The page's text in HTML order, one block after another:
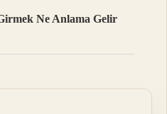
Ne Anlama Gelir